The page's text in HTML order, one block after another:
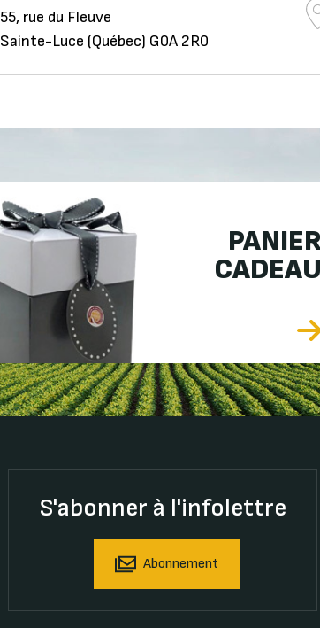
55, rue du Fleuve
Sainte-Luce (Québec) G0A 2R0
CADEAU
S'abonner à l'infolettre
Abonnement